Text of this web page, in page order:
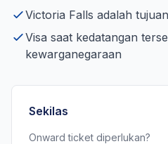
Victoria Falls adalah
Visa saat kedatangan
kewarganegaraan
Sekilas
Onward ticket diperlukan?